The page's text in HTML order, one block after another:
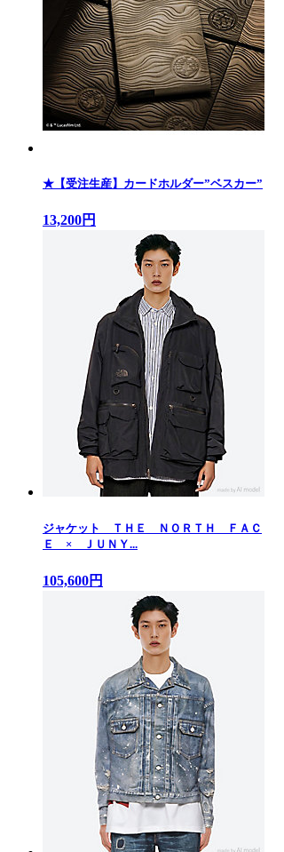
★【受注生産】カードホルダー”ベスカー”
13,200円
ジャケット ＴＨＥ ＮＯＲＴＨ ＦＡＣ
Ｅ × ＪＵＮＹ...
105,600円